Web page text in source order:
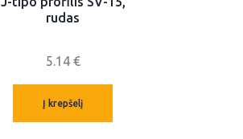
rudas
5.14 €
Į krepšelį